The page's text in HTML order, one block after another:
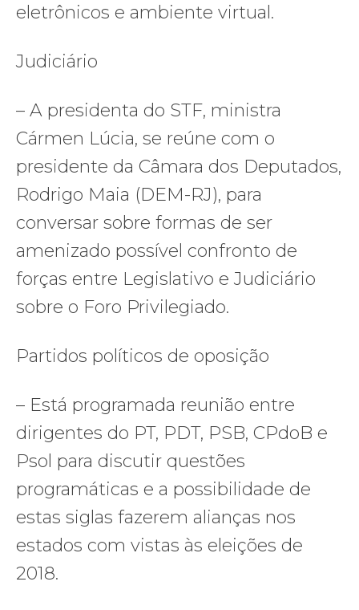
eletrônicos e ambiente virtual.
Judiciário
– A presidenta do STF, ministra
Cármen Lúcia, se reúne com o
presidente da Câmara dos Deputados,
Rodrigo Maia (DEM-RJ), para
conversar sobre formas de ser
amenizado possível confronto de
forças entre Legislativo e Judiciário
sobre o Foro Privilegiado.
Partidos políticos de oposição
– Está programada reunião entre
dirigentes do PT, PDT, PSB, CPdoB e
Psol para discutir questões
programáticas e a possibilidade de
estas siglas fazerem alianças nos
estados com vistas às eleições de
2018.